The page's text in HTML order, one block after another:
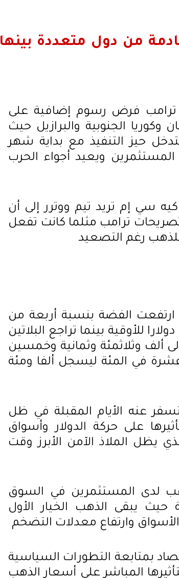
من دول متعددة بينها
ترامب فرض رسوم إضافية على
الجنوبية والبرازيل حيث
حيز التنفيذ مع بداية شهر
ويعيد أجواء الحرب
سي إم تريد تيم ووترر إلى أن
ترامب مثلما كانت تفعل
رغم التصعيد
ارتفعت الفضة بنسبة أربعة من
للأوقية بينما تراجع البلاتين
ألف وثلاثمئة وثمانية وخمسين
في المئة ليسجل ألفا ومئة
عنه الأيام المقبلة في ظل
على حركة الدولار وأسواق
يظل الملاذ الآمن الأبرز وقت
لدى المستثمرين في السوق
حيث يبقى الذهب الخيار الأول
وارتفاع معدلات التضخم
بمتابعة التطورات السياسية
المباشر على أسعار الذهب